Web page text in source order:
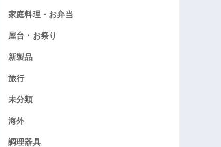
家庭料理・お弁当
屋台・お祭り
新製品
旅行
未分類
海外
調理器具